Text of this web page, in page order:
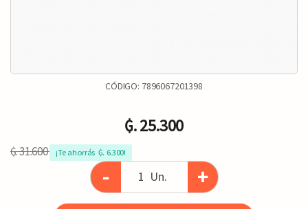
CÓDIGO: 7896067201398
₲. 25.300
₲. 31.600 ¡Te ahorrás  ₲. 6.300!
- Un. +